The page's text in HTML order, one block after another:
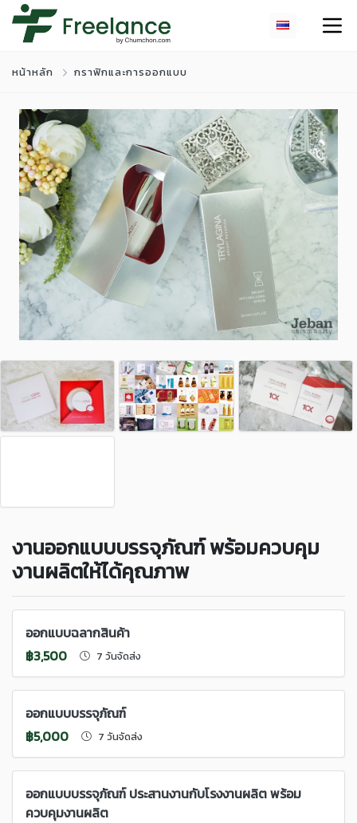
หน้าหลัก กราฟิกและการออกแบบ
งานออกแบบบรรจุภัณฑ์ พร้อมควบคุม
งานผลิตให้ได้คุณภาพ
ออกแบบฉลากสินค้า
฿3,500
7 วันจัดส่ง
ออกแบบบรรจุภัณฑ์
฿5,000
7 วันจัดส่ง
ออกแบบบรรจุภัณฑ์ ประสานงานกับโรงงานผลิต พร้อม
ควบคุมงานผลิต